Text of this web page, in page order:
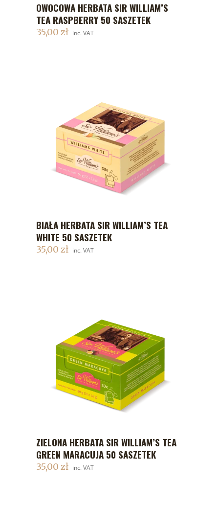
DODAJ DO KOSZYKA
OWOCOWA HERBATA SIR WILLIAM’S
TEA RASPBERRY 50 SASZETEK
35,00 zł inc. VAT
DODAJ DO KOSZYKA
BIAŁA HERBATA SIR WILLIAM’S TEA
WHITE 50 SASZETEK
35,00 zł inc. VAT
DODAJ DO KOSZYKA
ZIELONA HERBATA SIR WILLIAM’S TEA
GREEN MARACUJA 50 SASZETEK
35,00 zł inc. VAT